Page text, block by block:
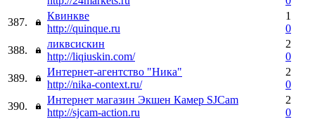
387.
Квинкве
http://quinque.ru
1
0
388.
ликвсискин
http://liqiuskin.com/
2
0
389.
Интернет-агентство "Ника"
http://nika-context.ru/
2
0
390.
Интернет магазин Экшен Камер SJCam
http://sjcam-action.ru
2
0